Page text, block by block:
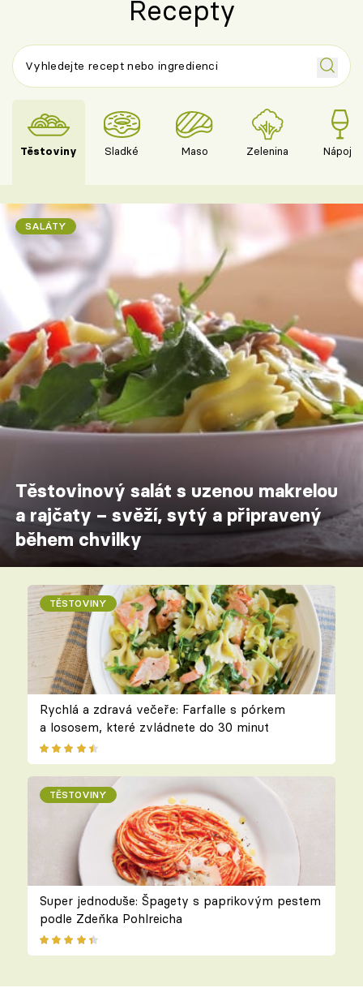
Recepty
Těstoviny Sladké Maso Zelenina Nápoje
SALÁTY
Těstovinový salát s uzenou makrelou
a rajčaty – svěží, sytý a připravený
během chvilky
TĚSTOVINY
Rychlá a zdravá večeře: Farfalle s pórkem
a lososem, které zvládnete do 30 minut
TĚSTOVINY
Super jednoduše: Špagety s paprikovým pestem
podle Zdeňka Pohlreicha